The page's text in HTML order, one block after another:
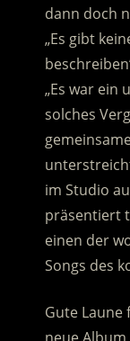
dann doch
„Es gibt
„Es war ein
solches
im Studio
präsentiert
einen der
Songs des
Gute Laune